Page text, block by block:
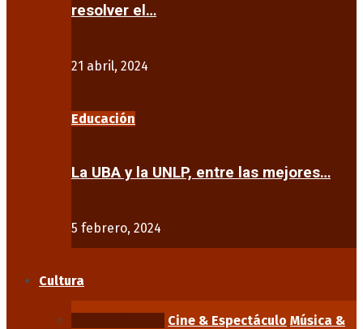
resolver el…
21 abril, 2024
Educación
La UBA y la UNLP, entre las mejores…
5 febrero, 2024
Cultura
Cine & Espectáculo Música &